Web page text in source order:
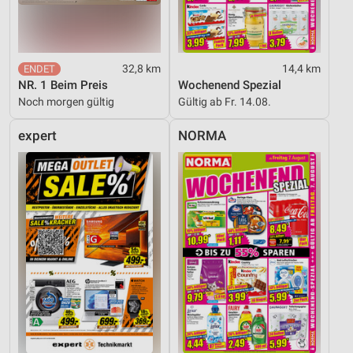
32,8 km
NR. 1 Beim Preis
Noch morgen gültig
14,4 km
Wochenend Spezial
Gültig ab Fr. 14.08.
expert NORMA
Inhalten
Verwendung genauer Standortdaten
Geräte anhand von aktiv angeforderten
Informationen identifizieren
Notwendig
Performance
Funktional
Werbung